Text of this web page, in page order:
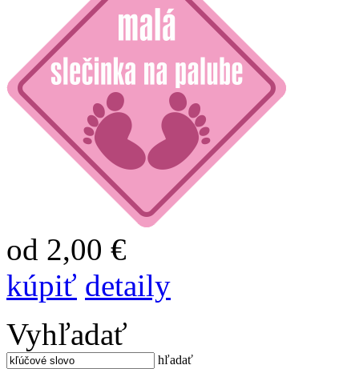
od 2,00 €
kúpiť detaily
Vyhľadať
hľadať